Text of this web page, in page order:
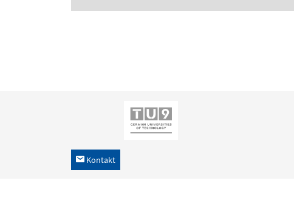
h Kontakt